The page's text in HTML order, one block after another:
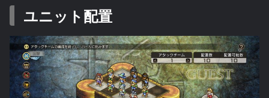
ユニット配置